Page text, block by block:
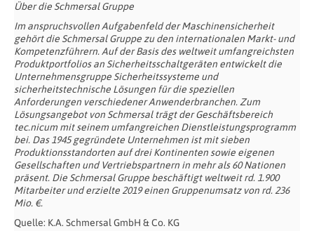
Über die Schmersal Gruppe
Im anspruchsvollen Aufgabenfeld der Maschinensicherheit
gehört die Schmersal Gruppe zu den internationalen Markt- und
Kompetenzführern. Auf der Basis des weltweit umfangreichsten
Produktportfolios an Sicherheitsschaltgeräten entwickelt die
Unternehmensgruppe Sicherheitssysteme und
sicherheitstechnische Lösungen für die speziellen
Anforderungen verschiedener Anwenderbranchen. Zum
Lösungsangebot von Schmersal trägt der Geschäftsbereich
tec.nicum mit seinem umfangreichen Dienstleistungsprogramm
bei. Das 1945 gegründete Unternehmen ist mit sieben
Produktionsstandorten auf drei Kontinenten sowie eigenen
Gesellschaften und Vertriebspartnern in mehr als 60 Nationen
präsent. Die Schmersal Gruppe beschäftigt weltweit rd. 1.900
Mitarbeiter und erzielte 2019 einen Gruppenumsatz von rd. 236
Mio. €.
Quelle: K.A. Schmersal GmbH & Co. KG